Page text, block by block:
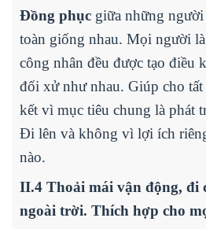
Đồng phục giữa những
toàn giống nhau. Mọi người
công nhân đều được tạo điều
đối xử như nhau. Giúp cho tất
kết vì mục tiêu chung là phát
Đi lên và không vì lợi ích
nào.
II.4 Thoải mái vận động, đi
ngoài trời. Thích hợp cho